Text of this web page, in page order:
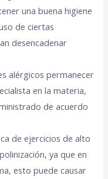
una buena higiene
de ciertas
desencadenar
alérgicos permanecer
en la materia,
de acuerdo
de ejercicios de alto
ya que en
esto puede causar